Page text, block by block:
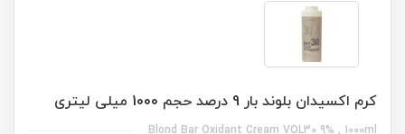
کرم اکسیدان بلوند بار 9 درصد حجم 1000 میلی لیتری
Blond Bar Oxidant Cream VOL30 9% , 1000ml